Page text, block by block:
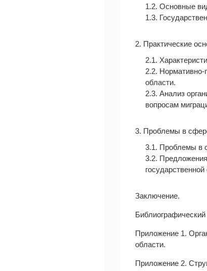
1.2. Основные
1.3.
2. Практические
2.1.
2.2.
области.
2.3. Анализ
вопросам
3. Проблемы в
3.1. Проблемы в
3.2.
Заключение.
Библиографический
Приложение 1.
области.
Приложение 2.